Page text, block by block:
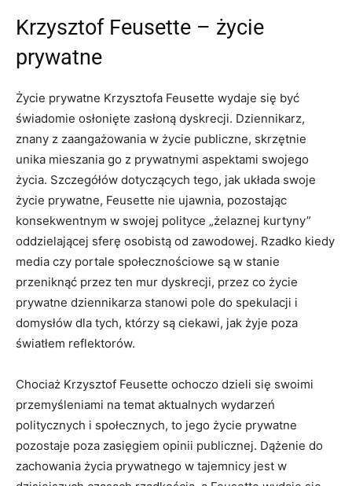
Krzysztof Feusette – życie
prywatne
Życie prywatne Krzysztofa Feusette wydaje się być
świadomie osłonięte zasłoną dyskrecji. Dziennikarz,
znany z zaangażowania w życie publiczne, skrzętnie
unika mieszania go z prywatnymi aspektami swojego
życia. Szczegółów dotyczących tego, jak układa swoje
życie prywatne, Feusette nie ujawnia, pozostając
konsekwentnym w swojej polityce „żelaznej kurtyny”
oddzielającej sferę osobistą od zawodowej. Rzadko kiedy
media czy portale społecznościowe są w stanie
przeniknąć przez ten mur dyskrecji, przez co życie
prywatne dziennikarza stanowi pole do spekulacji i
domysłów dla tych, którzy są ciekawi, jak żyje poza
światłem reflektorów.
Chociaż Krzysztof Feusette ochoczo dzieli się swoimi
przemyśleniami na temat aktualnych wydarzeń
politycznych i społecznych, to jego życie prywatne
pozostaje poza zasięgiem opinii publicznej. Dążenie do
zachowania życia prywatnego w tajemnicy jest w